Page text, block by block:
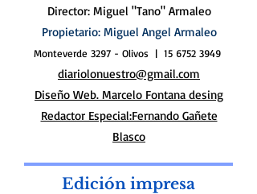
Director: Miguel "Tano" Armaleo
Propietario: Miguel Angel Armaleo
Monteverde 3297 - Olivos | 15 6752 3949
diariolonuestro@gmail.com
Diseño Web. Marcelo Fontana desing
Redactor Especial:Fernando Gañete
Blasco
Edición impresa